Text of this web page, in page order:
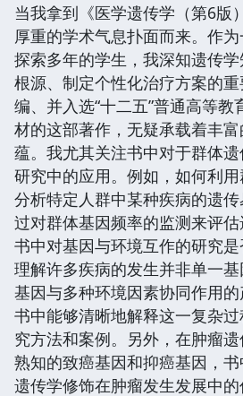
当我拿到《医学遗传学（第6版
厚重的学术气息扑面而来。作
探索多年的学生，我深知遗传
根源、制定个性化治疗方案的
编、并入选“十二五”普通高等
材的这部著作，无疑承载着丰
蕴。我尤其关注书中对于群体
研究中的应用。例如，如何利
分析特定人群中某种疾病的遗
过对群体基因频率的监测来评
书中对基因与环境互作的研究
理解许多疾病的发生并非单一
基因与多种环境因素协同作用
书中能够清晰地解释这一复杂
究方法和案例。另外，在肿瘤
熟知的致癌基因和抑癌基因，
遗传学修饰在肿瘤发生发展中